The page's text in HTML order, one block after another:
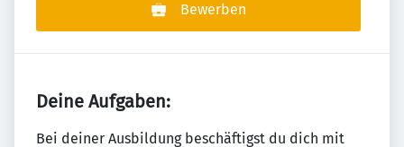
Bewerben
Deine Aufgaben:
Bei deiner Ausbildung beschäftigst du dich mit